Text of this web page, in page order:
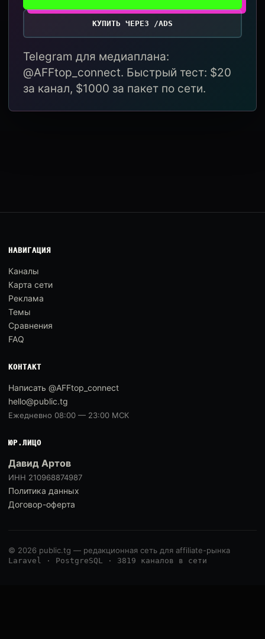
КУПИТЬ ЧЕРЕЗ /ADS
Telegram для медиаплана:
@AFFtop_connect. Быстрый тест: $20
за канал, $1000 за пакет по сети.
НАВИГАЦИЯ
Каналы
Карта сети
Реклама
Темы
Сравнения
FAQ
КОНТАКТ
Написать @AFFtop_connect
hello@public.tg
Ежедневно 08:00 — 23:00 МСК
ЮР.ЛИЦО
Давид Артов
ИНН 210968874987
Политика данных
Договор-оферта
© 2026 public.tg — редакционная сеть для affiliate-рынка
Laravel · PostgreSQL · 3819 каналов в сети